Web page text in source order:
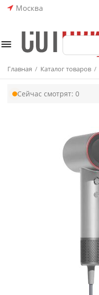
Москва
Главная / Каталог товаров /
Сейчас смотрят: 0